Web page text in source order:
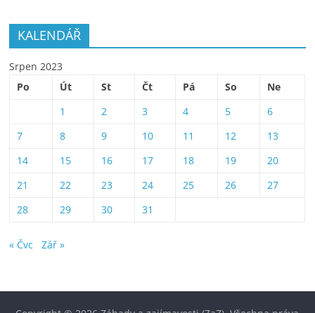
KALENDÁŘ
Srpen 2023
Po
Út St Čt Pá So
Ne
1
2 3 4 5
6
7
8 9 10 11 12
13
14
15 16 17 18 19
20
21
22 23 24 25 26
27
28
29 30 31
« Čvc Zář »